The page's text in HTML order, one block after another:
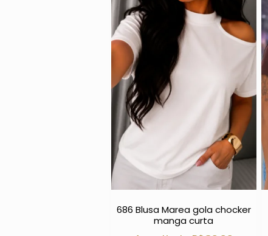
686 Blusa Marea gola chocker
manga curta